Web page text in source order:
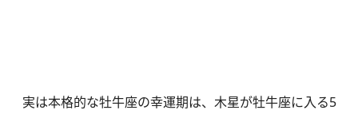
実は本格的な牡牛座の幸運期は、木星が牡牛座に入る5